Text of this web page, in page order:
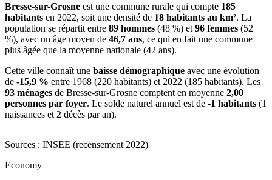
Bresse-sur-Grosne est une commune rurale qui compte 185
habitants en 2022, soit une densité de 18 habitants au km². La
population se répartit entre 89 hommes (48 %) et 96 femmes (52
%), avec un âge moyen de 46,7 ans, ce qui en fait une commune
plus âgée que la moyenne nationale (42 ans).
Cette ville connaît une baisse démographique avec une évolution
de -15,9 % entre 1968 (220 habitants) et 2022 (185 habitants). Les
93 ménages de Bresse-sur-Grosne comptent en moyenne 2,00
personnes par foyer. Le solde naturel annuel est de -1 habitants (1
naissances et 2 décès par an).
Sources : INSEE (recensement 2022)
Economy